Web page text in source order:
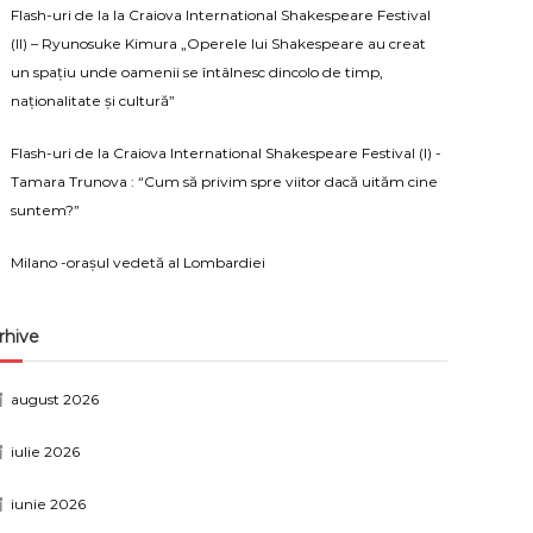
Flash-uri de la la Craiova International Shakespeare Festival
(II) – Ryunosuke Kimura „Operele lui Shakespeare au creat
un spațiu unde oamenii se întâlnesc dincolo de timp,
naționalitate și cultură”
Flash-uri de la Craiova International Shakespeare Festival (I) -
Tamara Trunova : “Cum să privim spre viitor dacă uităm cine
suntem?”
Milano -orașul vedetă al Lombardiei
august 2026
iulie 2026
iunie 2026